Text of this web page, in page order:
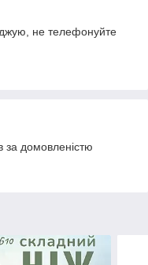
не телефонуйте
за домовленістю